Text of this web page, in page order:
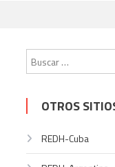
OTROS
REDH-Cuba